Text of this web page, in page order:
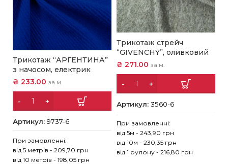
Трикотаж “АРГЕНТИНА”
з начосом, електрик
₴ 233.00 за м.
Артикул:9737-6
При замовленні:
від 5 метрів - 209,70 грн
від 10 метрів - 198,05 грн
Трикотаж стрейч
“GIVENCHY”, оливковий
₴ 271.00 за м.
Артикул: 3560-6
При замовленні:
від 5м - 243,90 грн
від 10м - 230,35 грн
від 1 рулону - 216,80 грн